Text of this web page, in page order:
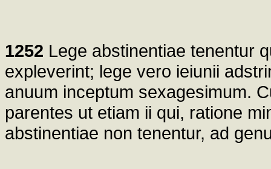
1252 Lege abstinentiae tenentur
expleverint; lege vero ieiunii
anuum inceptum sexagesimum.
parentes ut etiam ii qui, ratione
abstinentiae non tenentur, ad